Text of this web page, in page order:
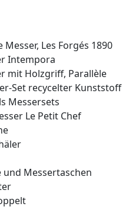
Messer, Les Forgés 1890
Intempora
mit Holzgriff, Parallèle
Set recycelter Kunststoff
Messersets
Le Petit Chef
und Messertaschen